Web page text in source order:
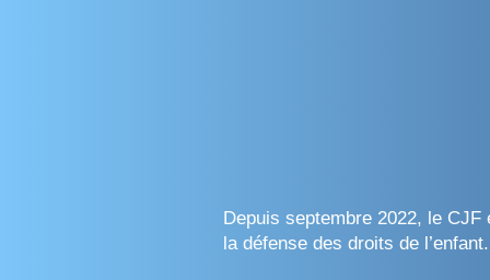
Depuis septembre 2022, le CJF
la défense des droits de l’enfant.